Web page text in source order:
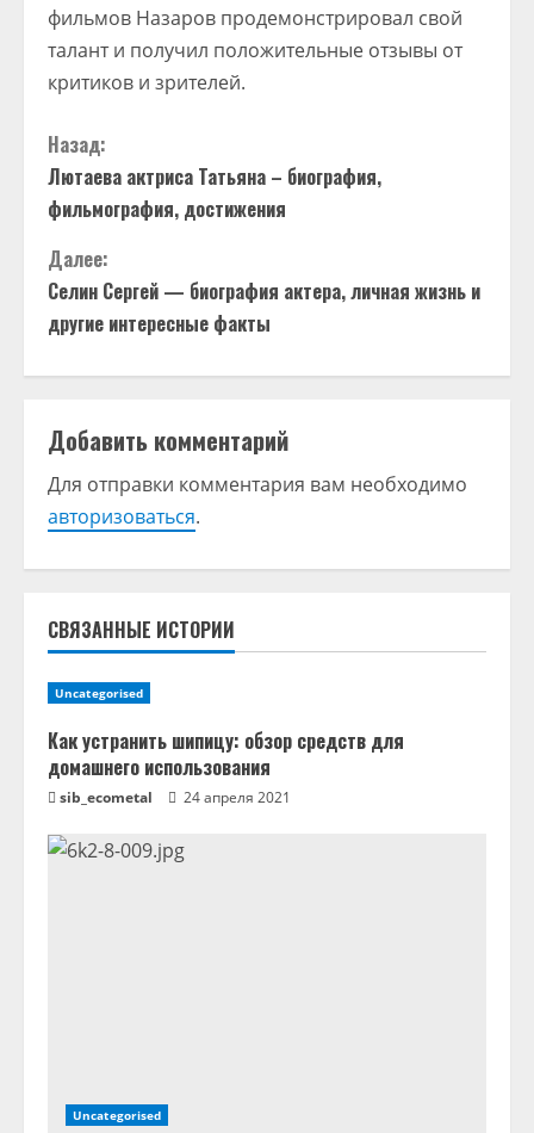
фильмов Назаров продемонстрировал свой
талант и получил положительные отзывы от
критиков и зрителей.
П
р
о
д
о
ж
и
ч
т
е
н
и
Назад:
Лютаева актриса Татьяна – биография,
фильмография, достижения
Далее:
Селин Сергей — биография актера, личная жизнь и
другие интересные факты
Добавить комментарий
Для отправки комментария вам необходимо
авторизоваться.
СВЯЗАННЫЕ ИСТОРИИ
Uncategorised
Как устранить шипицу: обзор средств для
домашнего использования
sib_ecometal 24 апреля 2021
Uncategorised